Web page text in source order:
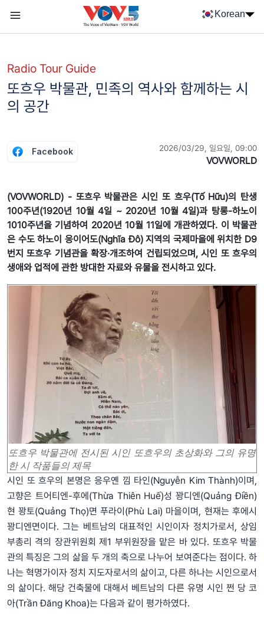
Korean
Radio Tour Guide
또흐우 박물관, 민족의 역사와 함께하는 시
의 공간
Facebook 2026/03/29, 일요일, 09:00
VOVWORLD
(VOVWORLD) - 또흐우 박물관은 시인 또 흐우(Tố Hữu)의 탄생
100주년(1920년 10월 4일 ~ 2020년 10월 4일)과 탕롱-하노이
1010주년을 기념하여 2020년 10월 11일에 개관하였다. 이 박물관
은 수도 하노이 응이어도(Nghĩa Đô) 지역의 국제마을에 위치한 D9
번지 또흐우 기념관을 확장·개조하여 건립되었으며, 시인 또 흐우의
생애와 업적에 관한 방대한 자료와 유물을 전시하고 있다.
또흐우 박물관에 전시된 시인 또흐우의 초상화와 그의 유명
한 시 작품들의 제목
시인 또 흐우의 본명은 응우옌 낌 타인(Nguyễn Kim Thành)이며,
고향은 트어티엔-후에(Thừa Thiên Huế)성 꽝디엔(Quảng Điền)
현 꽝토(Quảng Thọ)면 푸라이(Phù Lai) 마을이며, 현재는 후에시
꽝디엔면이다. 그는 베트남의 대표적인 시인이자 정치가로서, 상임
부총리 격의 장관위원회 제1 부위원장을 맡은 바 있다. 또흐우 박물
관의 특징은 그의 삶을 두 개의 축으로 나누어 보여준다는 점이다. 하
나는 혁명가이자 정치 지도자로서의 삶이고, 다른 하나는 시인으로서
의 삶이다. 해당 건축물에 대해서 베트남의 다른 유명 시인 쩐 당 코
아(Trần Đăng Khoa)는 다음과 같이 평가하였다.